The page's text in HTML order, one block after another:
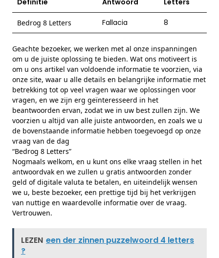
Definitie Antwoord Letters
Bedrog 8 Letters Fallacia 8
Geachte bezoeker, we werken met al onze inspanningen
om u de juiste oplossing te bieden. Wat ons motiveert is
om u ons artikel van voldoende informatie te voorzien, via
onze site, waar u alle details en belangrijke informatie met
betrekking tot op veel vragen waar we oplossingen voor
vragen, en we zijn erg geïnteresseerd in het
beantwoorden ervan, zodat we in uw best zullen zijn. We
voorzien u altijd van alle juiste antwoorden, en zoals we u
de bovenstaande informatie hebben toegevoegd op onze
vraag van de dag
“Bedrog 8 Letters”
Nogmaals welkom, en u kunt ons elke vraag stellen in het
antwoordvak en we zullen u gratis antwoorden zonder
geld of digitale valuta te betalen, en uiteindelijk wensen
we u, beste bezoeker, een prettige tijd bij het verkrijgen
van nuttige en waardevolle informatie over de vraag.
Vertrouwen.
LEZEN een der zinnen puzzelwoord 4 letters
?